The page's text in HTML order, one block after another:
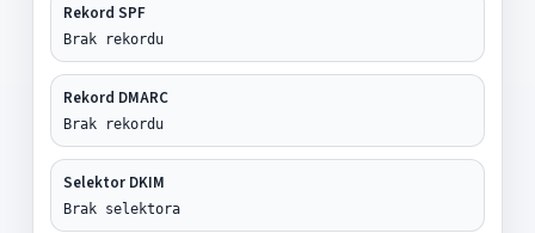
Rekord SPF
Brak rekordu
Rekord DMARC
Brak rekordu
Selektor DKIM
Brak selektora